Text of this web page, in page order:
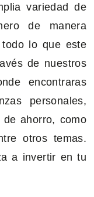
variedad de
de manera
lo que este
de nuestros
encontraras
personales,
ahorro, como
otros temas.
a invertir en tu